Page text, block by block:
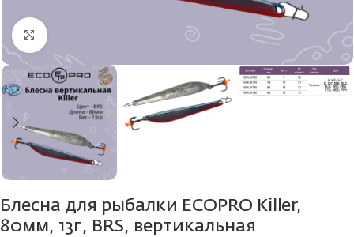
Нажмите, чтобы увеличить
Блесна для рыбалки ECOPRO Killer,
80мм, 13г, BRS, вертикальная